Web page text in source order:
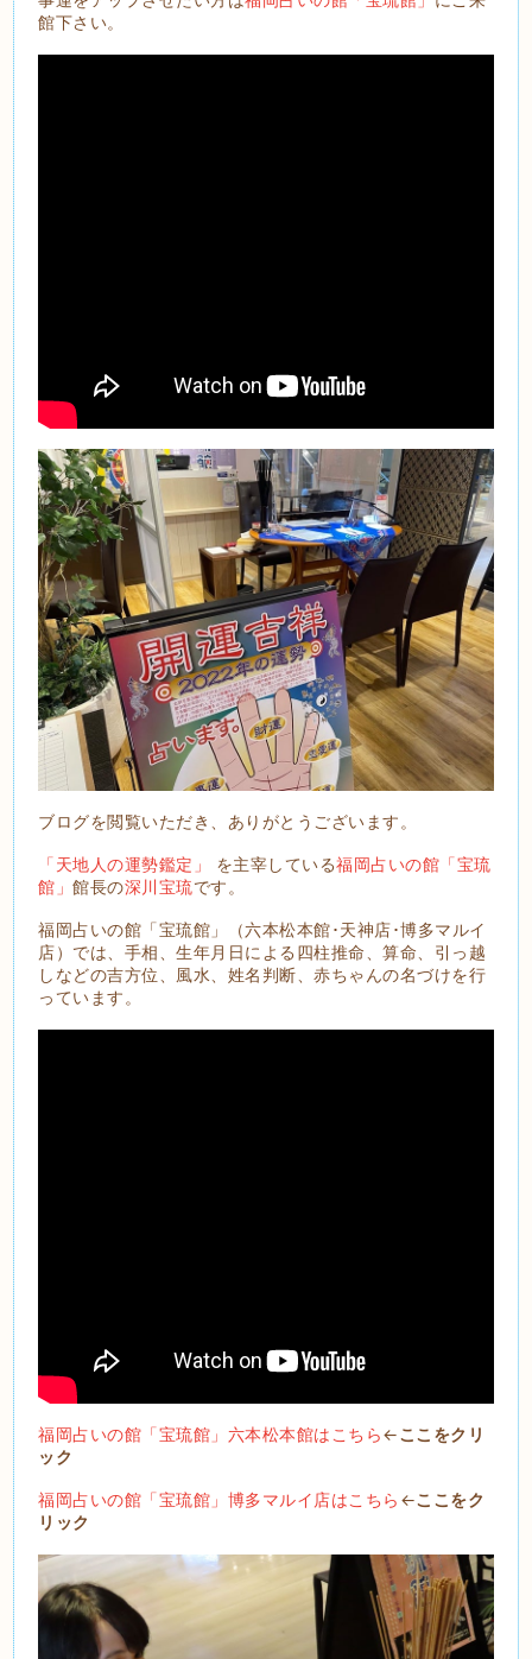
館下さい。
ブログを閲覧いただき、ありがとうございます。
「天地人の運勢鑑定」 を主宰している福岡占いの館「宝琉
館」館長の深川宝琉です。
福岡占いの館「宝琉館」（六本松本館･天神店･博多マルイ
店）では、手相、生年月日による四柱推命、算命、引っ越
しなどの吉方位、風水、姓名判断、赤ちゃんの名づけを行
っています。
福岡占いの館「宝琉館」六本松本館はこちら←ここをクリ
ック
福岡占いの館「宝琉館」博多マルイ店はこちら ←ここをク
リック